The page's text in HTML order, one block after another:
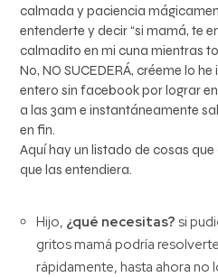
calmada y paciencia
entenderte y decir “si mamá, te
calmadito en mi cuna mientras
No, NO SUCEDERÁ, créeme lo
entero sin facebook por lograr
a las 3am e instantáneamente
en fin.
Aquí hay un listado de cosas
que las entendiera.
Hijo, ¿qué necesitas? si
gritos mamá podría
rápidamente, hasta ahora no